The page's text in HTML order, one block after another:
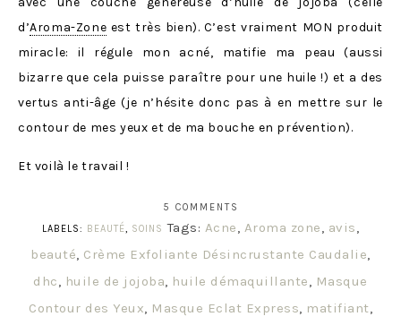
d’Aroma-Zone est très bien). C’est vraiment MON produit
miracle: il régule mon acné, matifie ma peau (aussi
bizarre que cela puisse paraître pour une huile !) et a des
vertus anti-âge (je n’hésite donc pas à en mettre sur le
contour de mes yeux et de ma bouche en prévention).
Et voilà le travail !
5 COMMENTS
LABELS: BEAUTÉ, SOINS Tags: Acne, Aroma zone, avis,
beauté, Crème Exfoliante Désincrustante Caudalie,
dhc, huile de jojoba, huile démaquillante, Masque
Contour des Yeux, Masque Eclat Express, matifiant,